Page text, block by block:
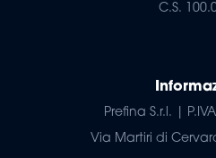
Prefina S.r.l. |
Via Martiri di
C.S.